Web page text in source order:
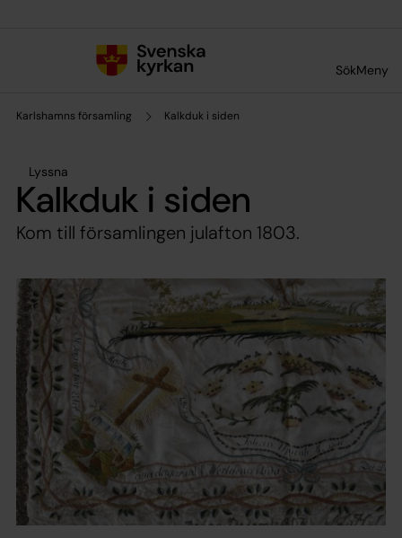
SökMeny
Karlshamns församling Kalkduk i siden
Lyssna
Kalkduk i siden
Kom till församlingen julafton 1803.